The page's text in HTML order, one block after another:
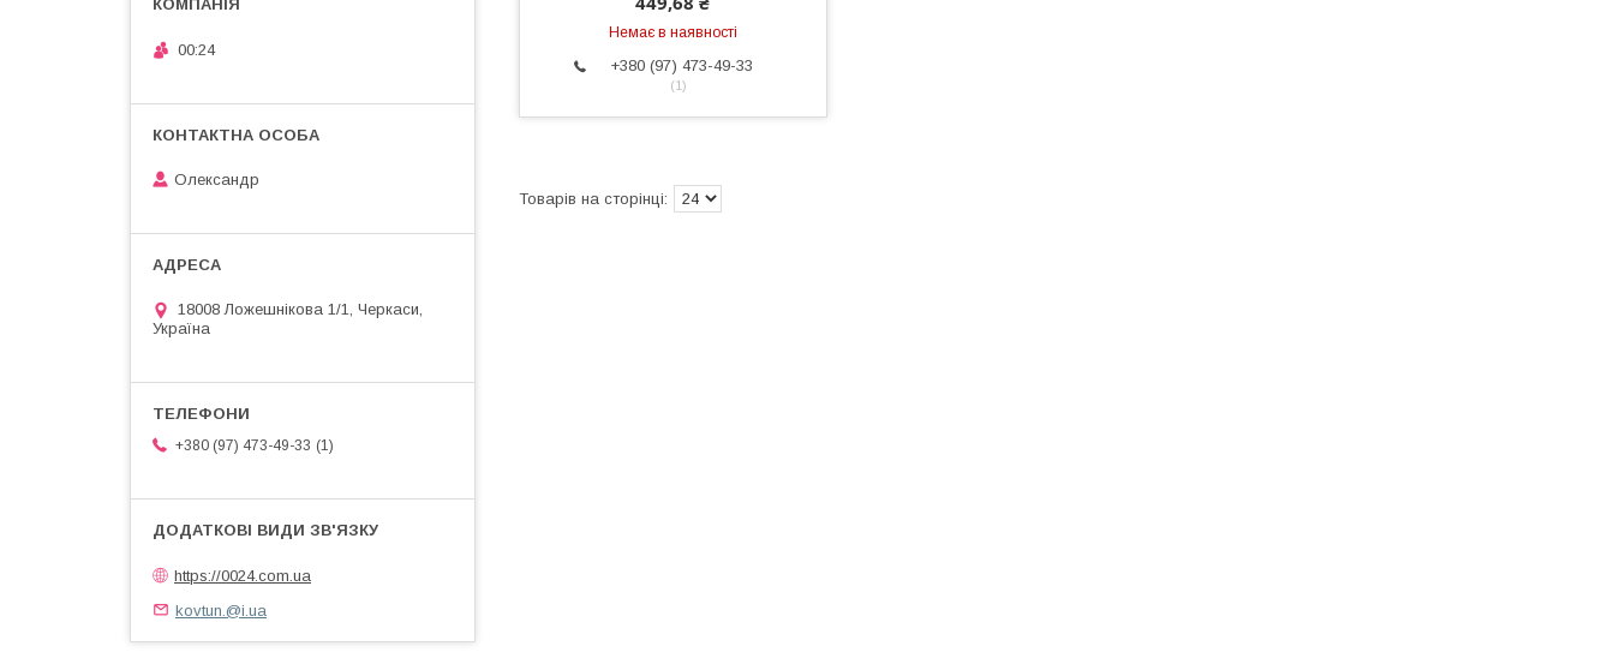
Немає в наявності
+380 (97) 473-49-33
1
00:24
Олександр
18008 Ложешнікова 1/1, Черкаси,
Україна
+380 (97) 473-49-33 1
https://0024.com.ua
kovtun.@i.ua